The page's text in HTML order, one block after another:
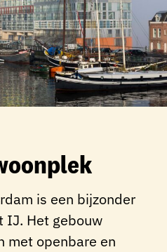
is een bijzonder
IJ. Het gebouw
met openbare en